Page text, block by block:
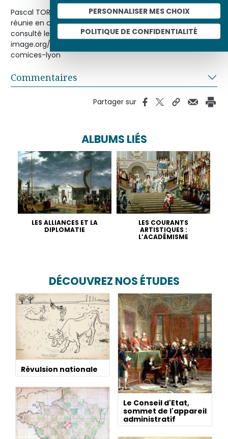
PERSONNALISER MES CHOIX
POLITIQUE DE CONFIDENTIALITÉ
Pascal TORRÈS, « Consulat de la République cisalpine
réunie en comices à Lyon », Histoire par l'image [en ligne],
consulté le 06/08/2026. URL : http://histoire-
image.org/etudes/consulat-republique-cisalpine-reunie-
comices-lyon
Commentaires
Partager sur
ALBUMS LIÉS
LES ALLIANCES ET LA
DIPLOMATIE
LES COURANTS
ARTISTIQUES :
L’ACADÉMISME
DÉCOUVREZ NOS ÉTUDES
Révulsion nationale
Le Conseil d'Etat,
sommet de l'appareil
administratif